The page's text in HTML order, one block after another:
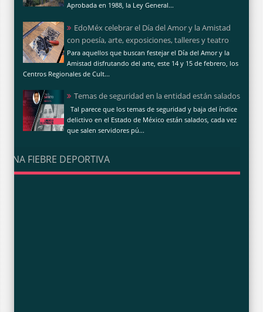
Aprobada en 1988, la Ley General...
EdoMéx celebrar el Día del Amor y la Amistad
con poesía, arte, exposiciones, talleres y teatro
Para aquellos que buscan festejar el Día del Amor y la
Amistad disfrutando del arte, este 14 y 15 de febrero, los
Centros Regionales de Cult...
Temas de seguridad en la entidad están salados
Tal parece que los temas de seguridad y baja del índice
delictivo en el Estado de México están salados, cada vez
que salen servidores pú...
UNA FIEBRE DEPORTIVA